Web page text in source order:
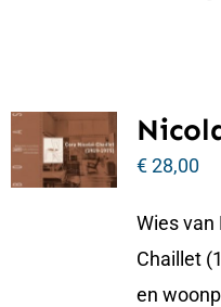
€28,00
Wies van
Chaillet
en